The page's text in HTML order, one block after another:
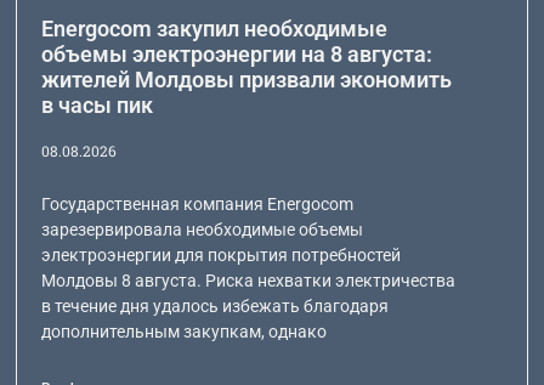
Energocom закупил необходимые
объемы электроэнергии на 8 августа:
жителей Молдовы призвали экономить
в часы пик
08.08.2026
Государственная компания Energocom
зарезервировала необходимые объемы
электроэнергии для покрытия потребностей
Молдовы 8 августа. Риска нехватки электричества
в течение дня удалось избежать благодаря
дополнительным закупкам, однако